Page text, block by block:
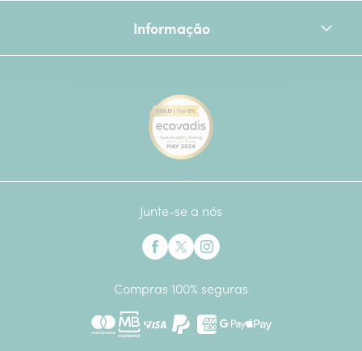
Informação
Junte-se a nós
Compras 100% seguras
MastercardMultibancoPaypalAmerican Express
Google Pay
Apple Pay